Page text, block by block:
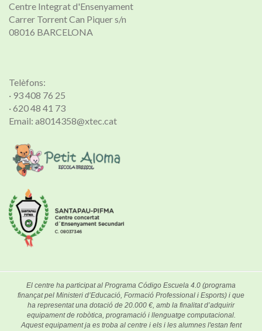
Centre Integrat d'Ensenyament
Carrer Torrent Can Piquer s/n
08016 BARCELONA
Telèfons:
· 93 408 76 25
· 620 48 41 73
Email: a8014358@xtec.cat
El centre ha participat al Programa Código Escuela 4.0 (programa
finançat pel Ministeri d’Educació, Formació Professional i Esports) i que
ha representat una dotació de 20.000 €, amb la finalitat d’adquirir
equipament de robòtica, programació i llenguatge computacional.
Aquest equipament ja es troba al centre i els i les alumnes l'estan fent